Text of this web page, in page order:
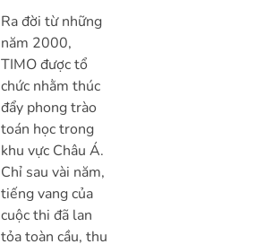
Ra đời từ những
năm 2000,
TIMO được tổ
chức nhằm thúc
đẩy phong trào
toán học trong
khu vực Châu Á.
Chỉ sau vài năm,
tiếng vang của
cuộc thi đã lan
tỏa toàn cầu, thu